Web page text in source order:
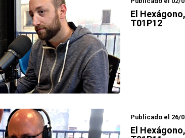
El Hexágono
T01P12
Publicado el 26/
El Hexágono